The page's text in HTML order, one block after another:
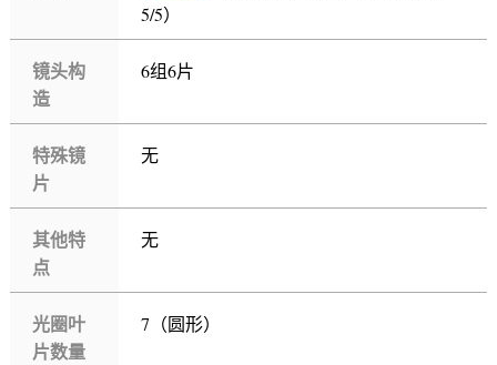
5/5）
镜头构
造
6组6片
特殊镜
片
无
其他特
点
无
光圈叶
片数量
7（圆形）